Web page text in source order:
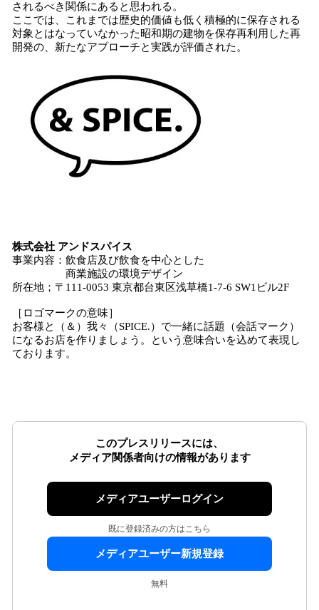
されるべき関係にあると思われる。
ここでは、これまでは歴史的価値も低く積極的に保存される
対象とはなっていなかった昭和期の建物を保存再利用した再
開発の、新たなアプローチと実践が評価された。
株式会社 アンドスパイス
事業内容：飲食店及び飲食を中心とした
商業施設の環境デザイン
所在地；〒111-0053 東京都台東区浅草橋1-7-6 SW1ビル2F
［ロゴマークの意味］
お客様と（＆）我々（SPICE.）で一緒に話題（会話マーク）
になるお店を作りましょう。という意味合いを込めて表現し
ております。
このプレスリリースには、
メディア関係者向けの情報があります
メディアユーザーログイン
既に登録済みの方はこちら
メディアユーザー新規登録
無料